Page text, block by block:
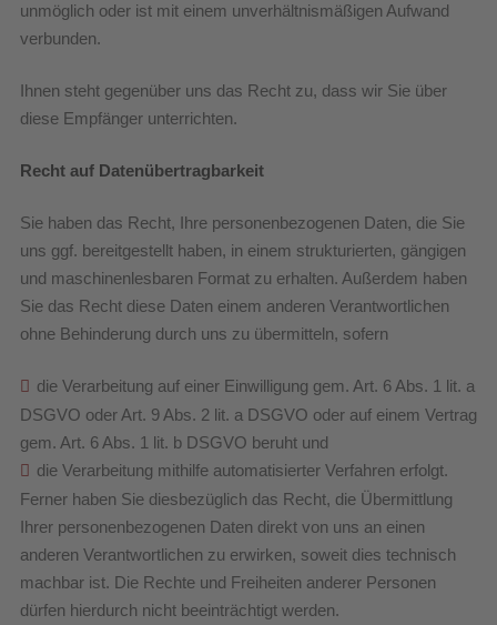
unmöglich oder ist mit einem unverhältnismäßigen Aufwand
verbunden.
Ihnen steht gegenüber uns das Recht zu, dass wir Sie über
diese Empfänger unterrichten.
Recht auf Datenübertragbarkeit
Sie haben das Recht, Ihre personenbezogenen Daten, die Sie
uns ggf. bereitgestellt haben, in einem strukturierten, gängigen
und maschinenlesbaren Format zu erhalten. Außerdem haben
Sie das Recht diese Daten einem anderen Verantwortlichen
ohne Behinderung durch uns zu übermitteln, sofern
die Verarbeitung auf einer Einwilligung gem. Art. 6 Abs. 1 lit. a
DSGVO oder Art. 9 Abs. 2 lit. a DSGVO oder auf einem Vertrag
gem. Art. 6 Abs. 1 lit. b DSGVO beruht und
die Verarbeitung mithilfe automatisierter Verfahren erfolgt.
Ferner haben Sie diesbezüglich das Recht, die Übermittlung
Ihrer personenbezogenen Daten direkt von uns an einen
anderen Verantwortlichen zu erwirken, soweit dies technisch
machbar ist. Die Rechte und Freiheiten anderer Personen
dürfen hierdurch nicht beeinträchtigt werden.